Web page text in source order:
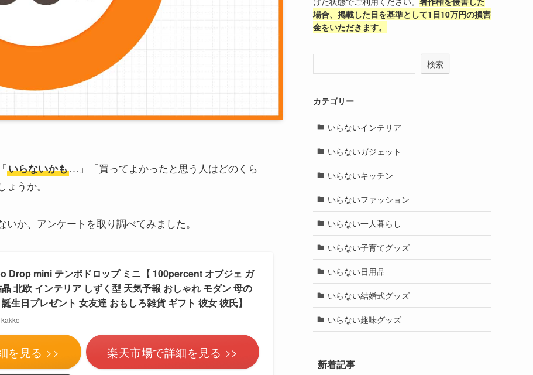
いらないかも…」「買ってよかったと思う人はどのくら
うか。
か、アンケートを取り調べてみました。
Drop mini テンポドロップ ミニ【 100percent オブジェ ガ
北欧 インテリア しずく型 天気予報 おしゃれ モダン 母の
生日プレゼント 女友達 おもしろ雑貨 ギフト 彼女 彼氏】
を見る >> 楽天市場で詳細を見る >>
場合、掲載した日を基準として1日10万円の損害
金をいただきます。
検索
カテゴリー
いらないインテリア
いらないガジェット
いらないキッチン
いらないファッション
いらない一人暮らし
いらない子育てグッズ
いらない日用品
いらない結婚式グッズ
いらない趣味グッズ
新着記事